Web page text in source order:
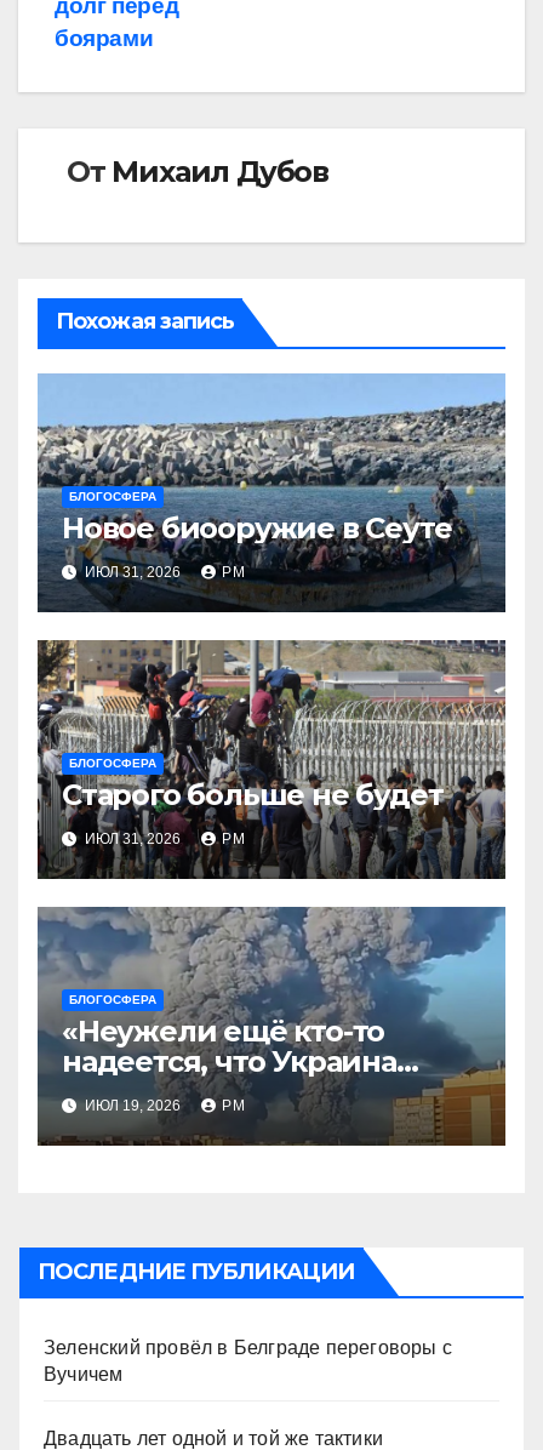
долг перед
боярами
От Михаил Дубов
Похожая запись
БЛОГОСФЕРА
Новое биооружие в Сеуте
ИЮЛ 31, 2026 РМ
БЛОГОСФЕРА
Старого больше не будет
ИЮЛ 31, 2026 РМ
БЛОГОСФЕРА
«Неужели ещё кто-то
надеется, что Украина
будет действовать
непоследовательно?»
ИЮЛ 19, 2026 РМ
ПОСЛЕДНИЕ ПУБЛИКАЦИИ
Зеленский провёл в Белграде переговоры с
Вучичем
Двадцать лет одной и той же тактики